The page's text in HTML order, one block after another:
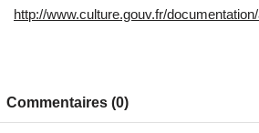
http://www.culture.gouv.fr/
Commentaires (0)